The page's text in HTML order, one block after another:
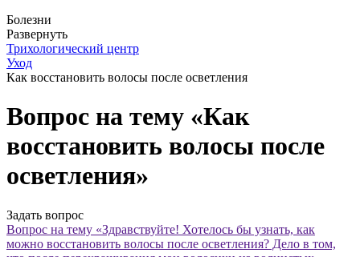
Болезни
Развернуть
Трихологический центр
Уход
Как восстановить волосы после осветления
Вопрос на тему «Как
восстановить волосы после
осветления»
Задать вопрос
Вопрос на тему «Здравствуйте! Хотелось бы узнать, как
можно восстановить волосы после осветления? Дело в том,